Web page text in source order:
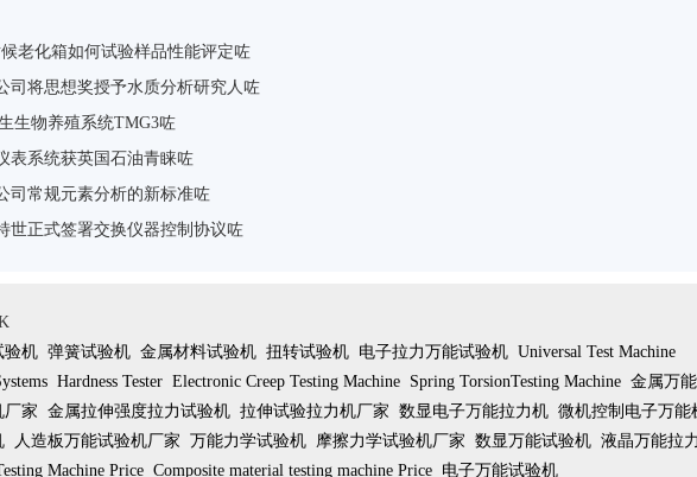
老化箱如何试验样品性能评定咗
司将思想奖授予水质分析研究人咗
生物养殖系统TMG3咗
表系统获英国石油青睐咗
司常规元素分析的新标准咗
世正式签署交换仪器控制协议咗
验机 弹簧试验机 金属材料试验机 扭转试验机 电子拉力万能试验机 Universal Test Machine
Hardness Tester Electronic Creep Testing Machine Spring TorsionTesting Machine 金属万
厂家 金属拉伸强度拉力试验机 拉伸试验拉力机厂家 数显电子万能拉力机 微机控制电子万能
人造板万能试验机厂家 万能力学试验机 摩擦力学试验机厂家 数显万能试验机 液晶万能拉
Machine Price Composite material testing machine Price 电子万能试验机